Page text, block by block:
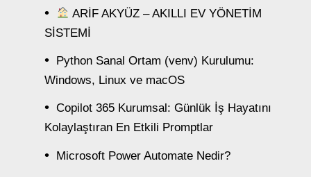
ARİF AKYÜZ – AKILLI EV YÖNETİM
SİSTEMİ
Python Sanal Ortam (venv) Kurulumu:
Windows, Linux ve macOS
Copilot 365 Kurumsal: Günlük İş Hayatını
Kolaylaştıran En Etkili Promptlar
Microsoft Power Automate Nedir?